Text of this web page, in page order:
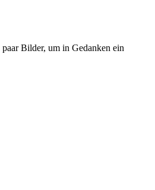
Bilder, um in Gedanken ein